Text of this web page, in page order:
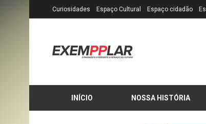
Curiosidades Espaço Cultural Espaço cidadão
INÍCIO NOSSA HISTÓRIA